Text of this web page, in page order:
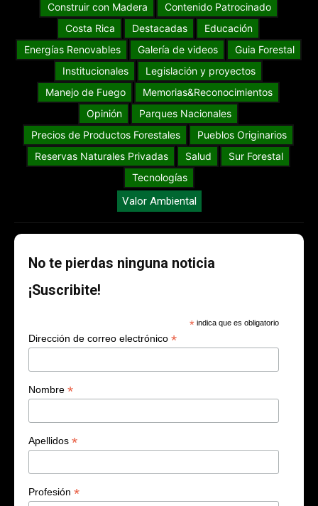
Construir con Madera
Contenido Patrocinado
Costa Rica
Destacadas
Educación
Energías Renovables
Galería de videos
Guia Forestal
Institucionales
Legislación y proyectos
Manejo de Fuego
Memorias&Reconocimientos
Opinión
Parques Nacionales
Precios de Productos Forestales
Pueblos Originarios
Reservas Naturales Privadas
Salud
Sur Forestal
Tecnologías
Valor Ambiental
No te pierdas ninguna noticia
¡Suscribite!
* indica que es obligatorio
Dirección de correo electrónico *
Nombre *
Apellidos *
Profesión *